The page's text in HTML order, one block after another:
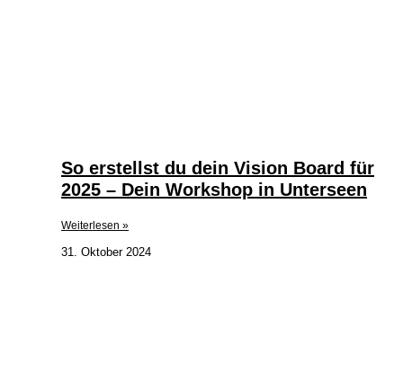
So erstellst du dein Vision Board für
2025 – Dein Workshop in Unterseen
Weiterlesen »
31. Oktober 2024